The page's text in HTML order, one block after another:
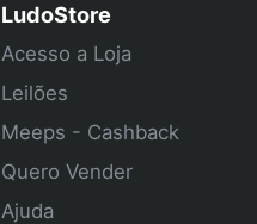
LudoStore
Acesso a Loja
Leilões
Meeps - Cashback
Quero Vender
Ajuda